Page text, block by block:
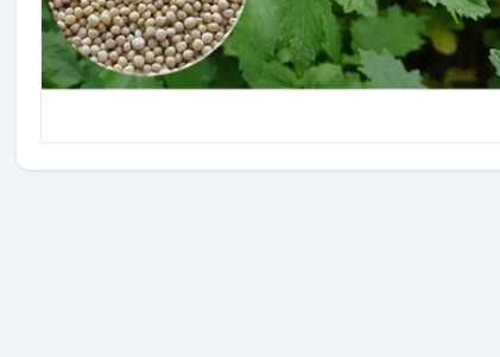
Семена